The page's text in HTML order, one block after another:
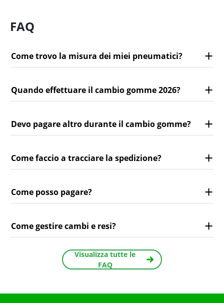
FAQ
Come trovo la misura dei miei pneumatici?
Quando effettuare il cambio gomme 2026?
Devo pagare altro durante il cambio gomme?
Come faccio a tracciare la spedizione?
Come posso pagare?
Come gestire cambi e resi?
Visualizza tutte le
FAQ